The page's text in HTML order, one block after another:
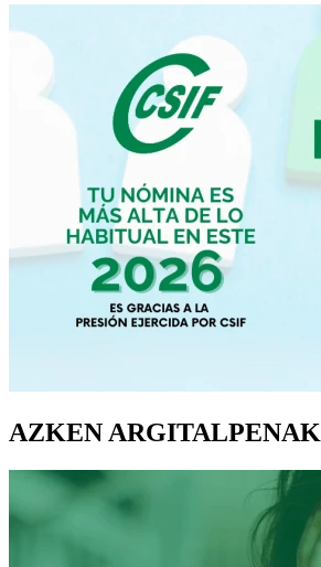
AZKEN ARGITALPENAK